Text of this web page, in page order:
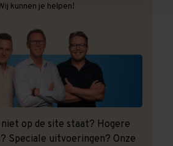
kunnen je helpen!
niet op de site staat? Hogere
Speciale uitvoeringen? Onze